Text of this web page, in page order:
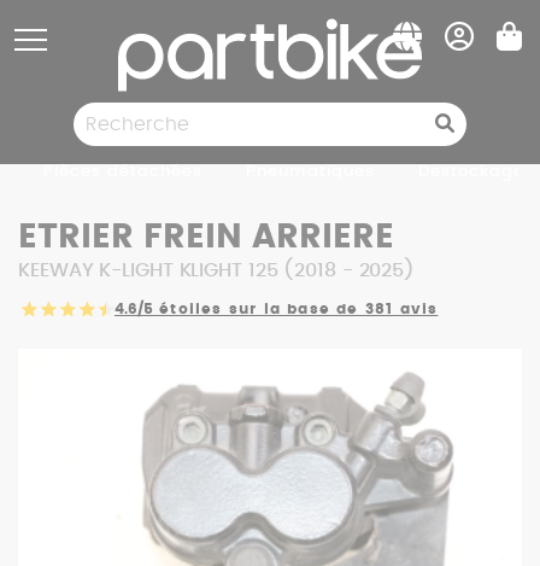
ETRIER FREIN ARRIERE
KEEWAY K-LIGHT KLIGHT 125 (2018 - 2025)
4.6/5 étoiles sur la base de 381 avis